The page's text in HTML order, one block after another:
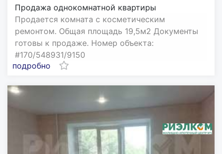
Продажа однокомнатной квартиры
Продается комната с косметическим
ремонтом. Общая площадь 19,5м2 Документы
готовы к продаже. Номер объекта:
#170/548931/9150
подробно